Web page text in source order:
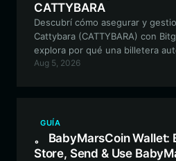
CATTYBARA
Descubrí cómo asegurar y
Cattybara (CATTYBARA) con
explora por qué una billetera
esencial para navegar el
Aug 5, 2026
GUÍA
。 BabyMarsCoin Wallet:
Store, Send & Use